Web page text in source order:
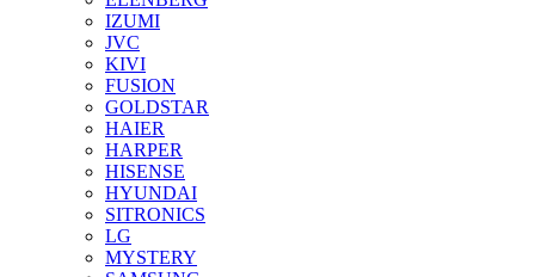
IZUMI
JVC
KIVI
FUSION
GOLDSTAR
HAIER
HARPER
HISENSE
HYUNDAI
SITRONICS
LG
MYSTERY